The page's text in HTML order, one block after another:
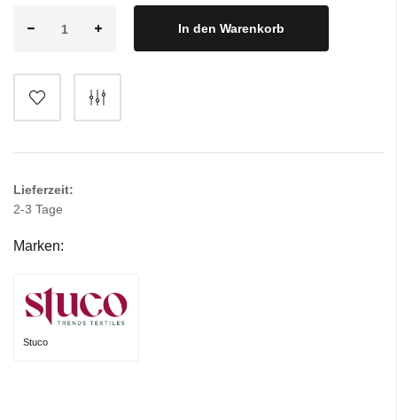
In den Warenkorb
Lieferzeit:
2-3 Tage
Marken:
Stuco